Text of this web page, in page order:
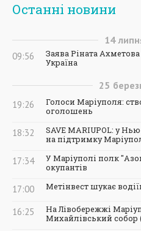
Останні новини
14
09:56
Заява Ріната
Україна
25
19:26
Голоси Маріуполя:
оголошень
18:32
SAVE MARIUPOL: у
на підтримку
17:34
У Маріуполі полк
окупантів
17:00 Метінвест шукає
16:25
На Лівобережжі
Михайлівський